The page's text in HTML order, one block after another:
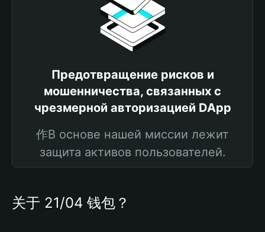
Предотвращение рисков и
мошенничества, связанных с
чрезмерной авторизацией DApp
作В основе нашей миссии лежит
защита активов пользователей.
关于 21/04 钱包？